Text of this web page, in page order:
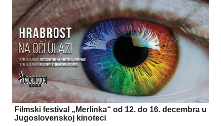
Filmski festival „Merlinka“ od 12. do 16. decembra u
Jugoslovenskoj kinoteci